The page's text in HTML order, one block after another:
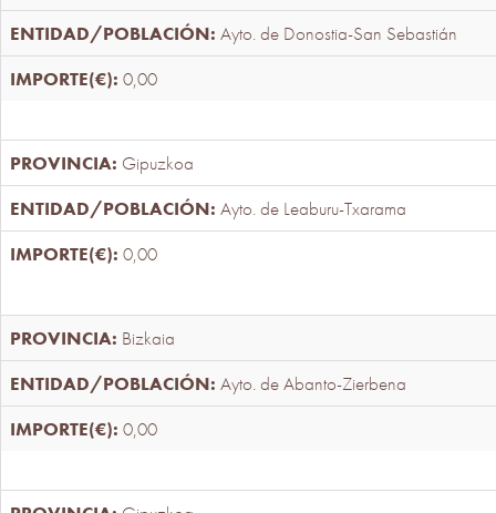
Ayto. de Donostia-San Sebastián
0,00
Gipuzkoa
Ayto. de Leaburu-Txarama
0,00
Bizkaia
Ayto. de Abanto-Zierbena
0,00